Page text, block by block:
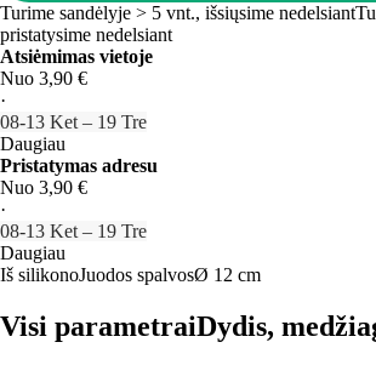
Turime sandėlyje > 5 vnt., išsiųsime nedelsiant
pristatysime nedelsiant
Atsiėmimas vietoje
Nuo 3,90 €
·
08‑13 Ket – 19 Tre
Daugiau
Pristatymas adresu
Nuo 3,90 €
·
08‑13 Ket – 19 Tre
Daugiau
Iš silikonoJuodos spalvosØ 12 cm
Visi parametraiDydis,